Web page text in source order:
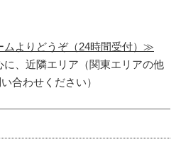
ムよりどうぞ（24時間受付）≫
に、近隣エリア（関東エリアの他
合わせください）